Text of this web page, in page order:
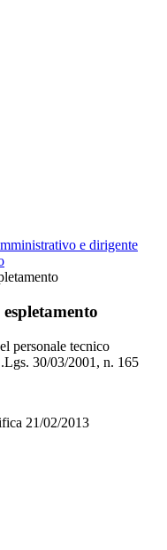
e dirigente
personale tecnico
30/03/2001, n. 165
21/02/2013